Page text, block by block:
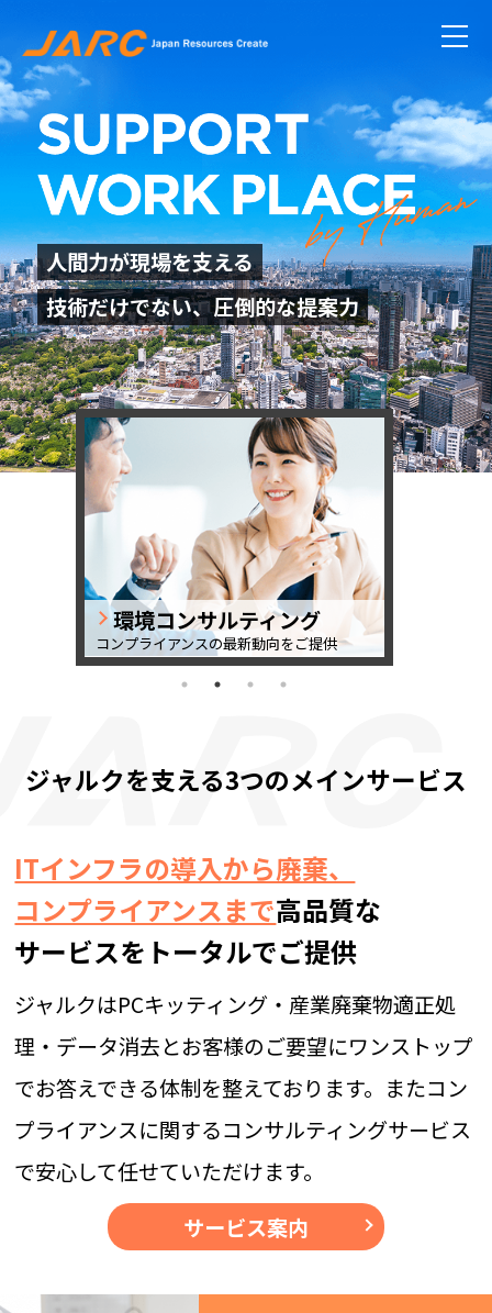
人間力が現場を支える
技術だけでない、圧倒的な提案力
環境コンサルティング
コンプライアンスの最新動向をご提供
ジャルクを支える3つのメインサービス
ITインフラの導入から廃棄、
コンプライアンスまで高品質な
サービスをトータルでご提供
ジャルクはPCキッティング・産業廃棄物適正処
理・データ消去とお客様のご要望にワンストップ
でお答えできる体制を整えております。またコン
プライアンスに関するコンサルティングサービス
で安心して任せていただけます。
サービス案内